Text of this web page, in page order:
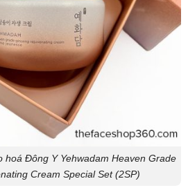
hoá Đông Y Yehwadam Heaven Grade
Cream Special Set (2SP)